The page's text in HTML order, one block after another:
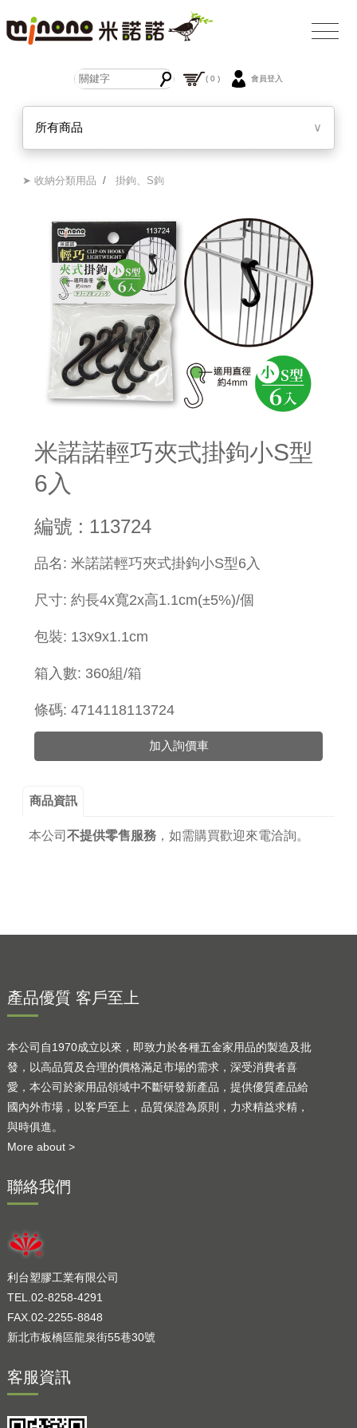
( 0 ) 會員登入
所有商品 ∨
➤ 收納分類用品 /掛鉤、S鉤
米諾諾輕巧夾式掛鉤小S型
6入
編號 : 113724
品名: 米諾諾輕巧夾式掛鉤小S型6入
尺寸: 約長4x寬2x高1.1cm(±5%)/個
包裝: 13x9x1.1cm
箱入數: 360組/箱
條碼: 4714118113724
加入詢價車
商品資訊
本公司 不提供零售服務， 如需購買歡迎來電洽詢。
產品優質 客戶至上
本公司自1970成立以來，即致力於各種五金家用品的製造及批
發，以高品質及合理的價格滿足市場的需求，深受消費者喜
愛，本公司於家用品領域中不斷研發新產品，提供優質產品給
國內外市場，以客戶至上，品質保證為原則，力求精益求精，
與時俱進。
More about >
聯絡我們
利台塑膠工業有限公司
TEL.02-8258-4291
FAX.02-2255-8848
新北市板橋區龍泉街55巷30號
客服資訊